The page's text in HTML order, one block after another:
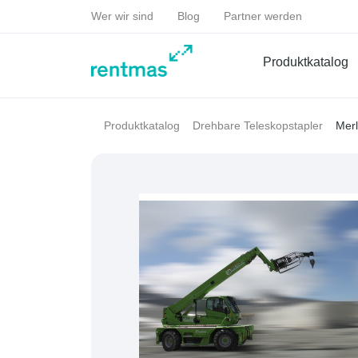
Wer wir sind Blog Partner werden
Produktkatalog
Produktkatalog Drehbare Teleskopstapler